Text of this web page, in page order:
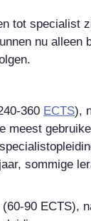
tot specialist
nu alleen
360 ECTS),
meest
sommige
90 ECTS),